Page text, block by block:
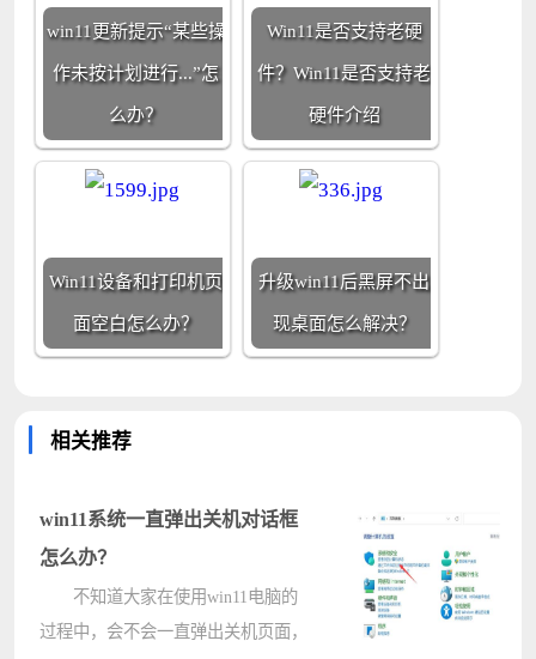
win11更新提示“某些操
作未按计划进行...”怎
么办？
Win11是否支持老硬
件？Win11是否支持老
硬件介绍
Win11设备和打印机页
面空白怎么办？
升级win11后黑屏不出
现桌面怎么解决？
相关推荐
win11系统一直弹出关机对话框
怎么办？
不知道大家在使用win11电脑的
过程中，会不会一直弹出关机页面，